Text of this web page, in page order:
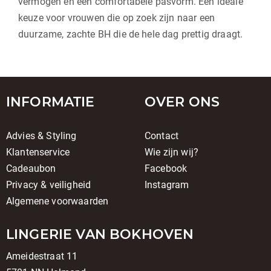
keuze voor vrouwen die op zoek zijn naar een
duurzame, zachte BH die de hele dag prettig draagt.
INFORMATIE
Advies & Styling
Klantenservice
Cadeaubon
Privacy & veiligheid
Algemene voorwaarden
OVER ONS
Contact
Wie zijn wij?
Facebook
Instagram
LINGERIE VAN BOKHOVEN
Ameidestraat 11